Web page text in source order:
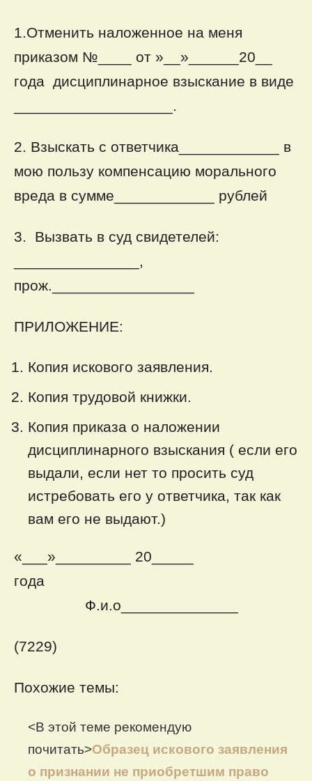
1.Отменить наложенное на меня
приказом №____ от »__»______20__
года дисциплинарное взыскание в виде
___________________.
2. Взыскать с ответчика____________ в
мою пользу компенсацию морального
вреда в сумме____________ рублей
3. Вызвать в суд свидетелей:
_______________,
прож._________________
ПРИЛОЖЕНИЕ:
Копия искового заявления.
Копия трудовой книжки.
Копия приказа о наложении
дисциплинарного взыскания ( если его
выдали, если нет то просить суд
истребовать его у ответчика, так как
вам его не выдают.)
«___»_________ 20_____
года
Ф.и.о______________
(7229)
Похожие темы:
<В этой теме рекомендую
почитать>Образец искового заявления
о признании не приобретшим право